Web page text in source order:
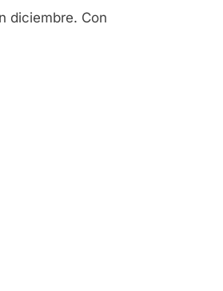
diciembre. Con